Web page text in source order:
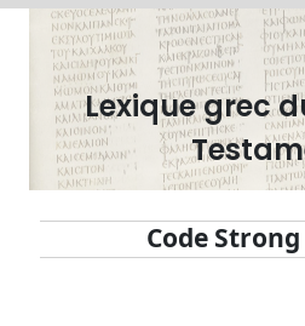
Lexique grec
Code Strong
Rechercher
par
lettre
Rechercher
par
mot
français